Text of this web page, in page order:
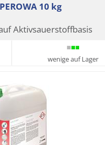
10 kg
Aktivsauerstoffbasis
wenige auf Lager